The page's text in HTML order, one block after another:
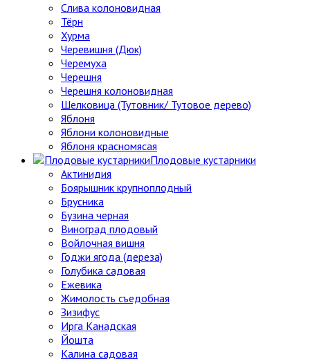
Слива колоновидная
Тёрн
Хурма
Черевишня (Дюк)
Черемуха
Черешня
Черешня колоновидная
Шелковица (Тутовник/ Тутовое дерево)
Яблоня
Яблони колоновидные
Яблоня красномясая
Плодовые кустарники
Актинидия
Боярышник крупноплодный
Брусника
Бузина черная
Виноград плодовый
Войлочная вишня
Годжи ягода (дереза)
Голубика садовая
Ежевика
Жимолость съедобная
Зизифус
Ирга Канадская
Йошта
Калина садовая